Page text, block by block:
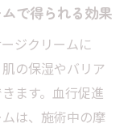
で得られる効果
ジクリームに
の保湿やバリア
ます。血行促進
は、施術中の摩